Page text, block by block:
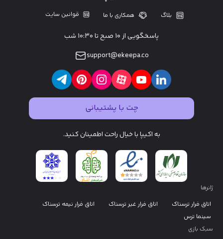
بلاگ همکاری با ما قوانین سایت
پاسخگویی از ۱۰ صبح تا ۱۰:۳۰ شب
support@ekeepa.co
چت با پشتیبانی
به اکیپا با خیال راحت اطمینان کنید.
ژانرها
اتاق فرار ترسناک
اتاق فرار غیر ترسناک
اتاق فرار نیمه ترسناک
سینما ترس
سبک بازی